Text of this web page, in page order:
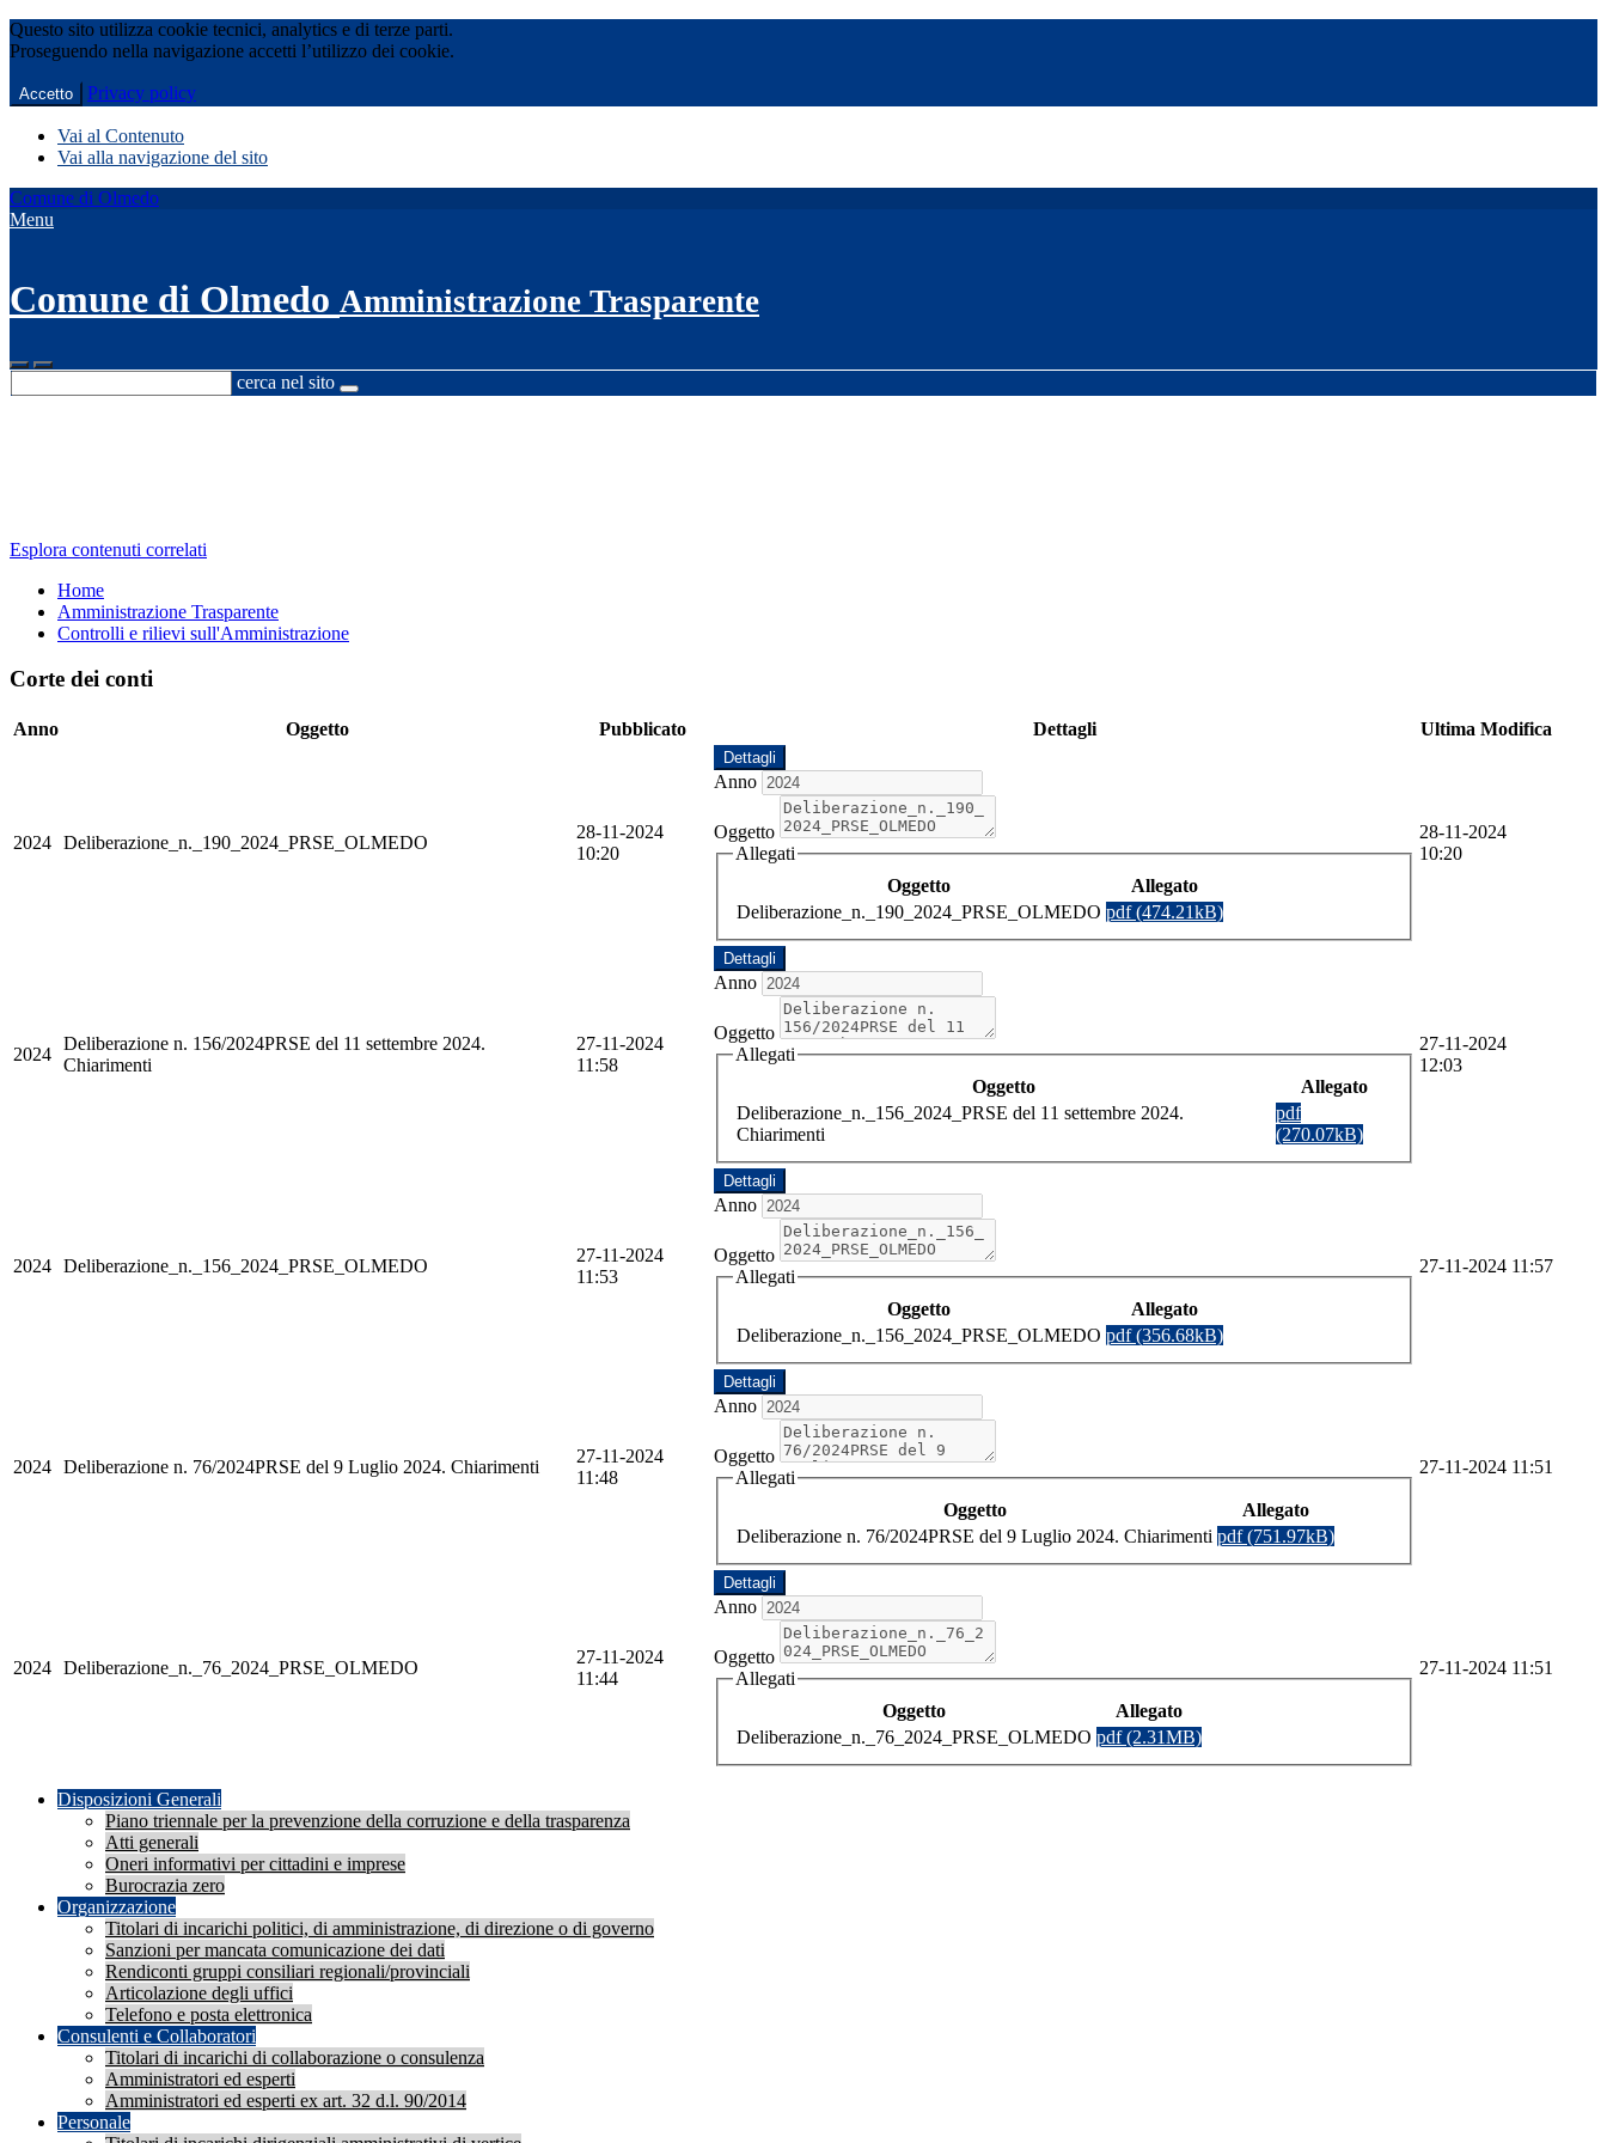
Questo sito utilizza cookie tecnici, analytics e di terze parti.
Proseguendo nella navigazione accetti l’utilizzo dei cookie.
Accetto Privacy policy
Vai al Contenuto
Vai alla navigazione del sito
Comune di Olmedo
Menu
Comune di Olmedo Amministrazione Trasparente
cerca nel sito
Esplora contenuti correlati
Home
Amministrazione Trasparente
Controlli e rilievi sull'Amministrazione
Corte dei conti
Anno Oggetto Pubblicato Dettagli Ultima Modifica
2024 Deliberazione_n._190_2024_PRSE_OLMEDO
28-11-2024
10:20
Dettagli
Anno
Oggetto
Allegati
Oggetto
Allegato
Deliberazione_n._190_2024_PRSE_OLMEDO pdf (474.21kB)
28-11-2024
10:20
2024
Deliberazione n. 156/2024PRSE del 11 settembre 2024.
Chiarimenti
27-11-2024
11:58
Dettagli
Anno
Oggetto
Allegati
Oggetto
Allegato
Deliberazione_n._156_2024_PRSE del 11 settembre 2024.
Chiarimenti
pdf
(270.07kB)
27-11-2024
12:03
2024 Deliberazione_n._156_2024_PRSE_OLMEDO
27-11-2024
11:53
Dettagli
Anno
Oggetto
Allegati
Oggetto
Allegato
Deliberazione_n._156_2024_PRSE_OLMEDO pdf (356.68kB)
27-11-2024 11:57
2024 Deliberazione n. 76/2024PRSE del 9 Luglio 2024. Chiarimenti
27-11-2024
11:48
Dettagli
Anno
Oggetto
Allegati
Oggetto
Allegato
Deliberazione n. 76/2024PRSE del 9 Luglio 2024. Chiarimenti pdf (751.97kB)
27-11-2024 11:51
2024 Deliberazione_n._76_2024_PRSE_OLMEDO
27-11-2024
11:44
Dettagli
Anno
Oggetto
Allegati
Oggetto
Allegato
Deliberazione_n._76_2024_PRSE_OLMEDO pdf (2.31MB)
27-11-2024 11:51
Disposizioni Generali
Piano triennale per la prevenzione della corruzione e della trasparenza
Atti generali
Oneri informativi per cittadini e imprese
Burocrazia zero
Organizzazione
Titolari di incarichi politici, di amministrazione, di direzione o di governo
Sanzioni per mancata comunicazione dei dati
Rendiconti gruppi consiliari regionali/provinciali
Articolazione degli uffici
Telefono e posta elettronica
Consulenti e Collaboratori
Titolari di incarichi di collaborazione o consulenza
Amministratori ed esperti
Amministratori ed esperti ex art. 32 d.l. 90/2014
Personale